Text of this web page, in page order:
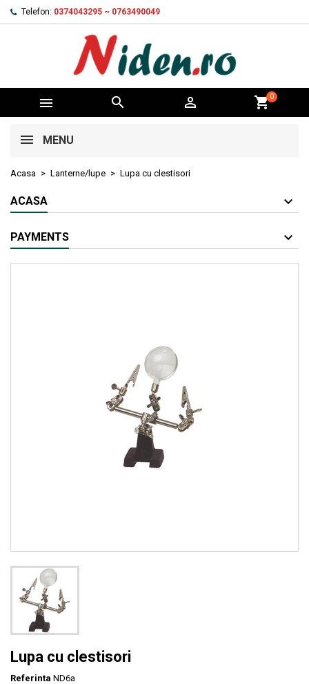
Telefon: 0374043295 ~ 0763490049
   shopping_cart0
MENU
Acasa Lanterne/lupe Lupa cu clestisori
ACASA
PAYMENTS
Lupa cu clestisori
Referinta ND6a